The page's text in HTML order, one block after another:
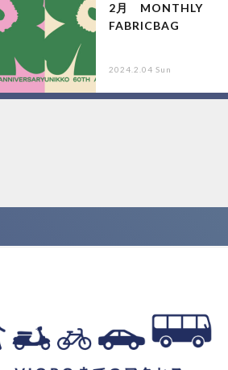
2月 MONTHLY
FABRICBAG
2024.2.04 Sun